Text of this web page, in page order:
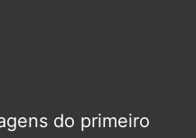
do primeiro